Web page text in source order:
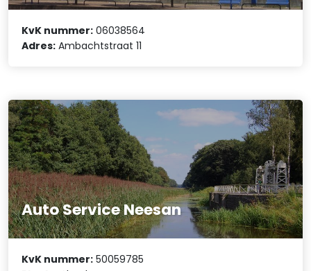
KvK nummer: 06038564
Adres: Ambachtstraat 11
Auto Service Neesan
KvK nummer: 50059785